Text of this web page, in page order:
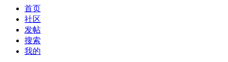
首页
社区
发帖
搜索
我的